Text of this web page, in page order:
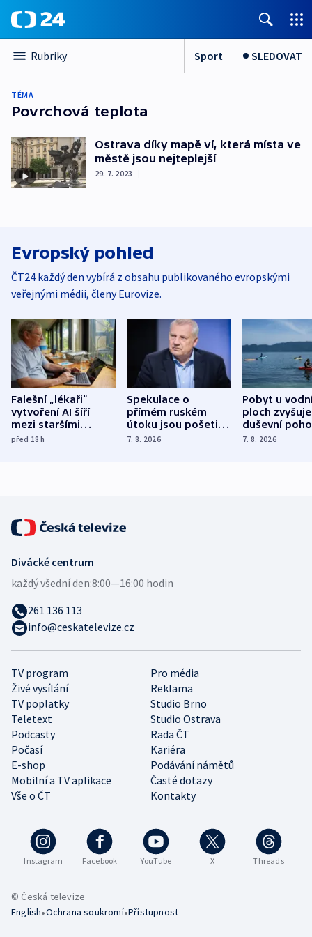
Rubriky Sport SLEDOVAT
TÉMA
Povrchová teplota
Ostrava díky mapě ví, která místa ve
městě jsou nejteplejší
29. 7. 2023 |
Evropský pohled
ČT24 každý den vybírá z obsahu publikovaného evropskými
veřejnými médii, členy Eurovize.
Falešní „lékaři“
vytvoření AI šíří
mezi staršími
Poláky nebezpečné
před 18h
Spekulace o
přímém ruském
útoku jsou pošetilé,
míní estonský
7. 8. 2026
Pobyt u
ploch zvyšuje
duševní
ukázala
7. 8. 2026
Instagram Facebook YouTube X Threads
TV program
Pro média
Živé vysílání
Reklama
TV poplatky
Studio Brno
Teletext
Studio Ostrava
Podcasty
Rada ČT
Počasí
Kariéra
E-shop
Podávání námětů
Mobilní a TV aplikace
Časté dotazy
Vše o ČT
Kontakty
Divácké centrum
každý všední den:8:00—16:00 hodin
261 136 113
info@ceskatelevize.cz
© Česká televize
English•Ochrana soukromí•Přístupnost